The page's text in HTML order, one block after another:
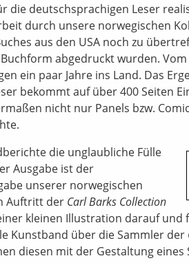
die deutschsprachigen Leser
durch unsere norwegischen
aus den USA noch zu
abgedruckt wurden.
ein paar Jahre ins Land. Das
bekommt auf über 400 Seiten
nicht nur Panels bzw.
die unglaubliche Fülle
Ausgabe ist der
unserer norwegischen
Auftritt der Carl Barks Collection
kleinen Illustration darauf
Kunstband über die Sammler der
diesen mit der Gestaltung eines